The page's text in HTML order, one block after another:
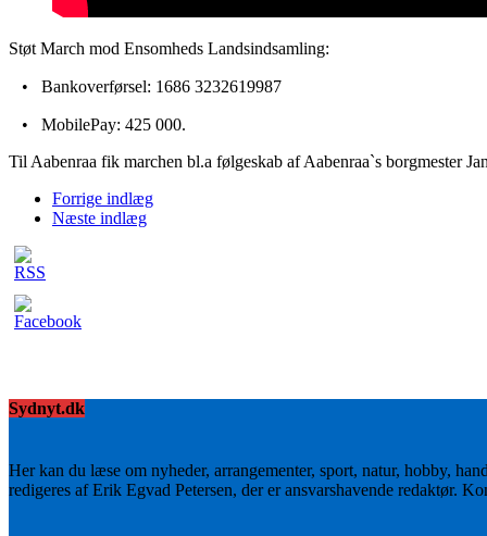
Støt March mod Ensomheds Landsindsamling:
⠀•⠀Bankoverførsel: 1686 3232619987
⠀•⠀MobilePay: 425 000.
Til Aabenraa fik marchen bl.a følgeskab af Aabenraa`s borgmester
Forrige indlæg
Næste indlæg
Sydnyt.dk
Her kan du læse om nyheder, arrangementer, sport, natur, hobby,
redigeres af Erik Egvad Petersen, der er ansvarshavende redaktør.